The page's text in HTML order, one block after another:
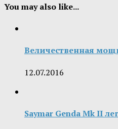
You may also like...
Величественная
12.07.2016
Saymar Genda Mk II